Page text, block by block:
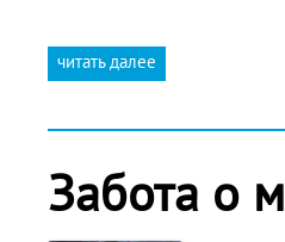
читать далее
Забота о